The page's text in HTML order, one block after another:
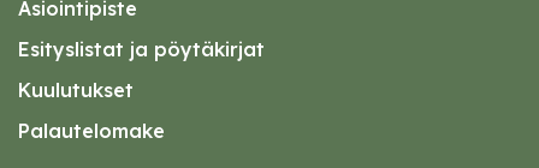
Asiointipiste
Esityslistat ja pöytäkirjat
Kuulutukset
Palautelomake